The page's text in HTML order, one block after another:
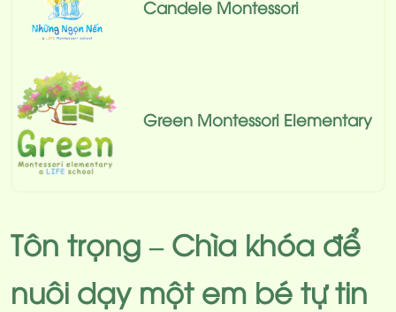
Candele Montessori
Green Montessori Elementary
Tôn trọng – Chìa khóa để
nuôi dạy một em bé tự tin